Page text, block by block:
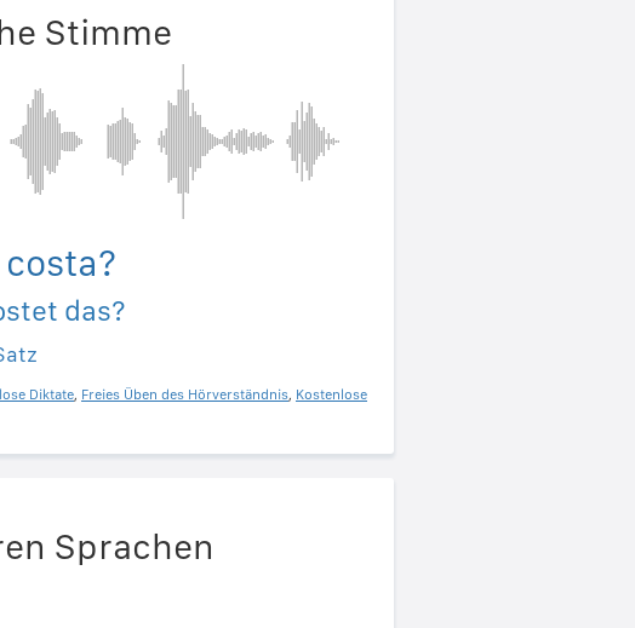
Stimme
das?
Diktate, Freies Üben des Hörverständnis, Kostenlose
Sprachen